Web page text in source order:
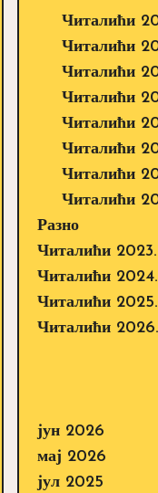
Читалићи
Читалићи
Читалићи
Читалићи
Читалићи
Читалићи
Читалићи
Читалићи
Разно
Читалићи 2023.
Читалићи 2024.
Читалићи 2025.
Читалићи 2026.
јун 2026
мај 2026
јул 2025